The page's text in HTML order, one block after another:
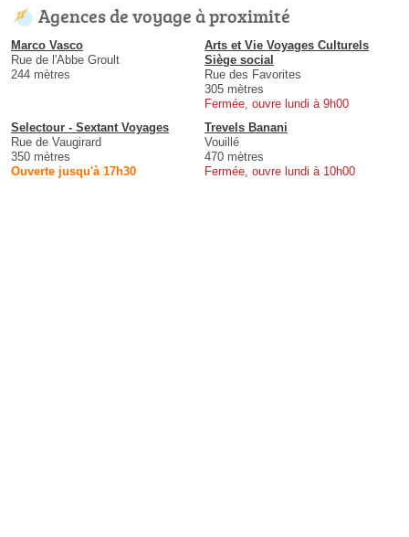
Agences de voyage à proximité
Marco Vasco
Rue de l'Abbe Groult
244 mètres
Arts et Vie Voyages Culturels
Siège social
Rue des Favorites
305 mètres
Fermée, ouvre lundi à 9h00
Selectour - Sextant Voyages
Rue de Vaugirard
350 mètres
Ouverte jusqu'à 17h30
Trevels Banani
Vouillé
470 mètres
Fermée, ouvre lundi à 10h00